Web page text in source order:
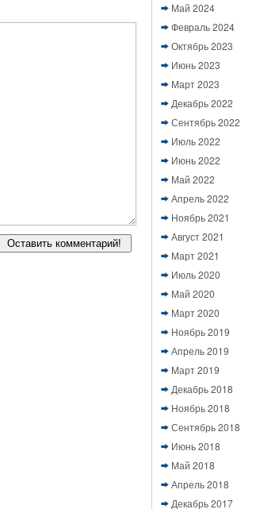
Май 2024
Февраль 2024
Октябрь 2023
Июнь 2023
Март 2023
Декабрь 2022
Сентябрь 2022
Июль 2022
Июнь 2022
Май 2022
Апрель 2022
Ноябрь 2021
Август 2021
Март 2021
Июль 2020
Май 2020
Март 2020
Ноябрь 2019
Апрель 2019
Март 2019
Декабрь 2018
Ноябрь 2018
Сентябрь 2018
Июнь 2018
Май 2018
Апрель 2018
Декабрь 2017